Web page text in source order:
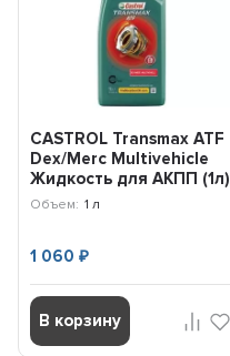
CASTROL Transmax ATF
Dex/Merc Multivehicle
Жидкость для АКПП (1л)
15DD2C
Объем: 1 л
1 060₽
В корзину